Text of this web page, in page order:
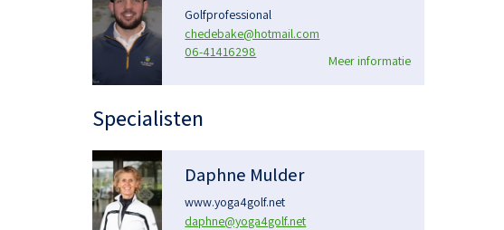
Golfprofessional
chedebake@hotmail.com
06-41416298
Meer informatie
Specialisten
Daphne Mulder
www.yoga4golf.net
daphne@yoga4golf.net